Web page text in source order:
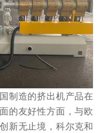
制造的挤出机产品在
的友好性方面，与欧
新无止境，科尔克和